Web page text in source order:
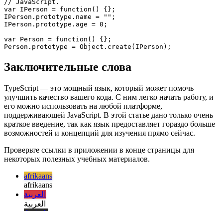
class Person implements IPerson {
  name: string;
  age: number;
}
// JavaScript.
var IPerson = function() {};
IPerson.prototype.age = 0;
Заключительные слова
TypeScript — это мощный язык, который может помочь
улучшить качество вашего кода. С ним легко начать работу, и
его можно использовать на любой платформе,
поддерживающей JavaScript. В этой статье дано только очень
краткое введение, так как язык предоставляет гораздо больше
возможностей и концепций для изучения прямо сейчас.
Проверьте ссылки в приложении в конце страницы для
некоторых полезных учебных материалов.